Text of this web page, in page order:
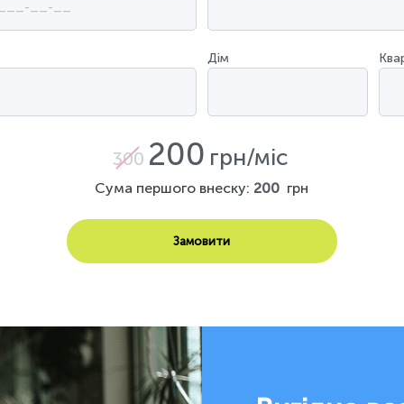
Дім
300 200 грн/міс
Сума першого внеску: 200 грн